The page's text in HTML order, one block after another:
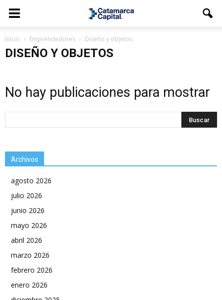
Inicio Emprendedores Diseño y objetos
DISEÑO Y OBJETOS
No hay publicaciones para mostrar
Archivos
agosto 2026
julio 2026
junio 2026
mayo 2026
abril 2026
marzo 2026
febrero 2026
enero 2026